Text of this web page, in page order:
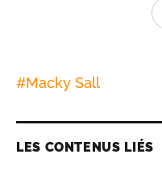
#Macky Sall
LES CONTENUS LIÉS